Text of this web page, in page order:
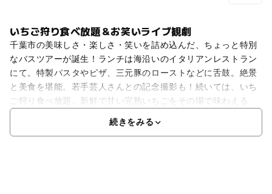
いちご狩り食べ放題＆お笑いライブ観劇
千葉市の美味しさ・楽しさ・笑いを詰め込んだ、ちょっと特別
なバスツアーが誕生！ランチは海沿いのイタリアンレストラン
にて。特製パスタやピザ、三元豚のローストなどに舌鼓。絶景
と美食を堪能。若手芸人さんとの記念撮影も！続いては、いち
ご狩り食べ放題。新鮮で甘い完熟いちごをその場で味わえる、
続きをみる